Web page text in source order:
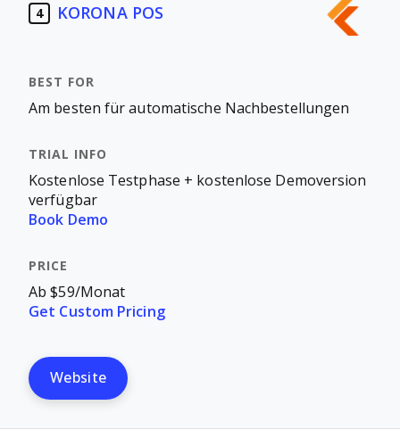
4 KORONA POS
Am besten für automatische Nachbestellungen
Kostenlose Testphase + kostenlose Demoversion
verfügbar
Book Demo
Ab $59/Monat
Get Custom Pricing
Website